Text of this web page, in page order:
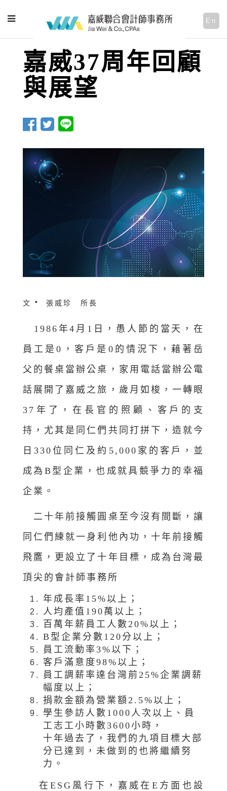
En
嘉威37周年回顧
與展望
文 ‧ 張威珍 所長
1986年4月1日，愚人節的當天，在
員工是0，客戶是0的情況下，藉著岳
父的餐桌當辦公桌，家用電話當辦公電
話展開了嘉威之旅，歲月如梭，一轉眼
37年了，在長官的照顧、客戶的支
持，尤其是同仁們共同打拼下，造就今
日330位同仁及約5,000家的客戶，並
成為B型企業，也成就具競爭力的幸福
企業。
二十年前接觸圓桌至今沒有間斷，讓
同仁們練就一身利他內功，十年前接觸
飛鷹，更設立了十年目標，成為台灣最
頂尖的會計師事務所
年成長率15%以上；
人均產值190萬以上；
百萬年薪員工人數20%以上；
B型企業分數120分以上；
員工流動率3%以下；
客戶滿意度98%以上；
員工調薪率達台灣前25%企業調薪
幅度以上；
捐款金額為營業額2.5%以上；
學生參訪人數1000人次以上、員
工志工小時數3600小時，
十年過去了，我們的九項目標大部
分已達到，未做到的也將繼續努
力。
在ESG風行下，嘉威在E方面也設